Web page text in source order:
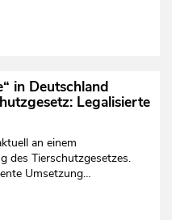
in Deutschland
Legalisierte
an einem
des Tierschutzgesetzes.
Umsetzung…